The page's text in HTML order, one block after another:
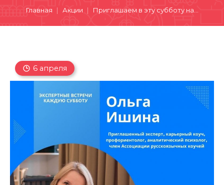
Вы здесь:
Главная Акции Приглашаем в эту субботу на…
6 апреля